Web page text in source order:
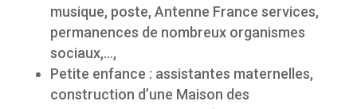
musique, poste, Antenne France services,
permanences de nombreux organismes
sociaux,…,
Petite enfance : assistantes maternelles,
construction d’une Maison des